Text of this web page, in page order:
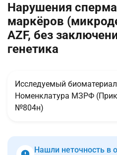
Нарушения
маркёров
AZF, без
генетика
Исследуемый биоматериал
Номенклатура МЗРФ
№804н)
Нашли неточность в